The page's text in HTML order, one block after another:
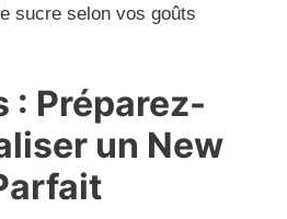
sucre selon vos goûts
: Préparez-
un New